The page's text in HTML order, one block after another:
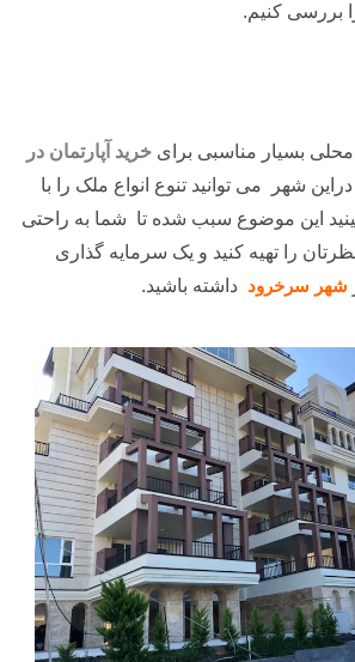
بررسی کنیم.
بسیار مناسبی برای خرید آپارتمان در
شهر می توانید تنوع انواع ملک را با
این موضوع سبب شده تا شما به راحتی
نظرتان را تهیه کنید و یک سرمایه گذاری
شهر سرخرود داشته باشید.